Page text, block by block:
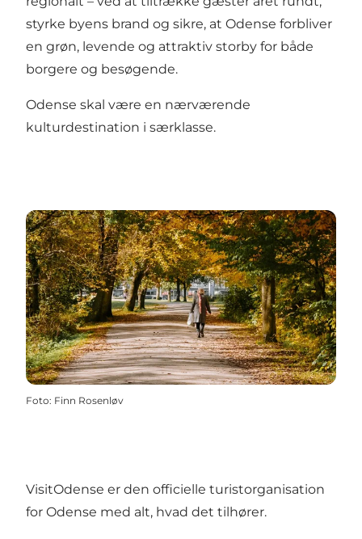
styrke byens brand og sikre, at Odense forbliver
en grøn, levende og attraktiv storby for både
borgere og besøgende.
Odense skal være en nærværende
kulturdestination i særklasse.
Foto: Finn Rosenløv
VisitOdense er den officielle turistorganisation
for Odense med alt, hvad det tilhører.